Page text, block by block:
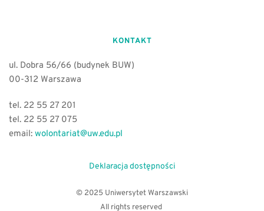
KONTAKT
ul. Dobra 56/66 (budynek BUW)
00-312 Warszawa
tel. 22 55 27 201
tel. 22 55 27 075
email: wolontariat@uw.edu.pl
Deklaracja dostępności
© 2025 Uniwersytet Warszawski
All rights reserved